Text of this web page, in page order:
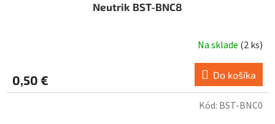
Neutrik BST-BNC8
Na sklade (2 ks)
0,50 € Do košíka
Kód: BST-BNC0